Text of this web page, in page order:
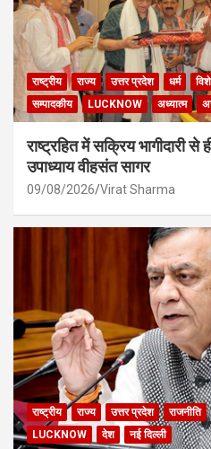
राष्ट्रीय राज्य उत्तर प्रदेश धर्म
सम्पादकीय
LUCKNOW अध्यात्म
राष्ट्रहित में सक्रिय भागीदारी
उपाध्याय वीहसंत सागर
09/08/2026 Virat Sharma
राष्ट्रीय राज्य उत्तर प्रदेश राजनीति
LUCKNOW
देश नई दिल्ली